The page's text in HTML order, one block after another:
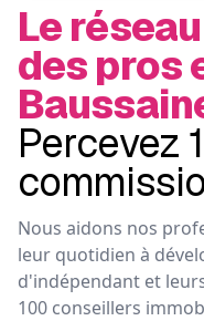
Le
des pros
Percevez
Nous aidons nos
leur quotidien à
d'indépendant et
100 conseillers